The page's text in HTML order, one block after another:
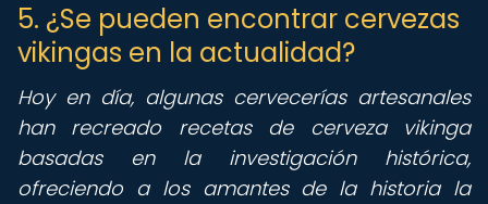
5. ¿Se pueden encontrar cervezas
vikingas en la actualidad?
Hoy en día, algunas cervecerías artesanales
han recreado recetas de cerveza vikinga
basadas en la investigación histórica,
ofreciendo a los amantes de la historia la